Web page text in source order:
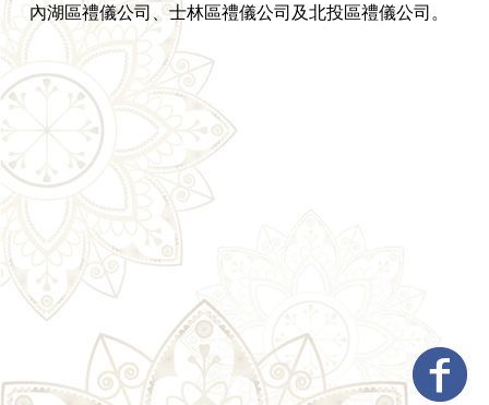
內湖區禮儀公司、士林區禮儀公司及北投區禮儀公司。